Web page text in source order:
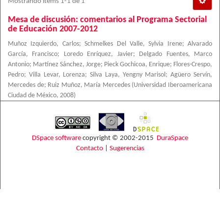
Mesa de discusión: comentarios al Programa Sectorial
de Educación 2007-2012
Muñoz Izquierdo, Carlos;Schmelkes Del Valle, Sylvia Irene; Alvarado
García, Francisco; Loredo Enríquez, Javier;
Delgado Fuentes, Marco
Antonio; Martínez Sánchez, Jorge; Pieck Gochicoa, Enrique; Flores-Crespo,
Pedro; Villa Levar, Lorenza;Silva Laya, Yengny Marisol ;Agüero Servín,
Mercedes de; Ruiz Muñoz, María Mercedes (Universidad Iberoamericana
Ciudad de México, 2008)
DSpace software copyright © 2002-2015 DuraSpace
Contacto| Sugerencias